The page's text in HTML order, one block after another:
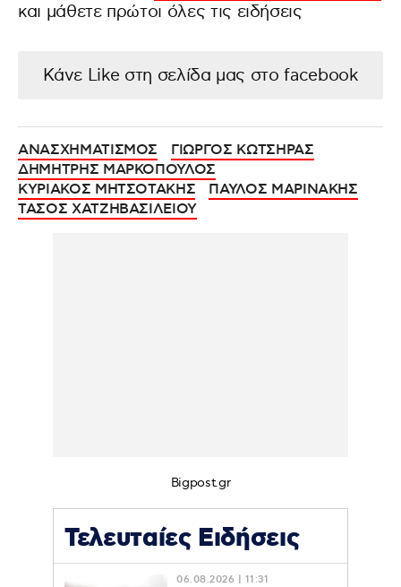
και μάθετε πρώτοι όλες τις ειδήσεις
Κάνε Like στη σελίδα μας στο facebook
ΑΝΑΣΧΗΜΑΤΙΣΜΟΣ
ΓΙΩΡΓΟΣ ΚΩΤΣΗΡΑΣ
ΔΗΜΗΤΡΗΣ ΜΑΡΚΟΠΟΥΛΟΣ
ΚΥΡΙΑΚΟΣ ΜΗΤΣΟΤΑΚΗΣ
ΠΑΥΛΟΣ ΜΑΡΙΝΑΚΗΣ
ΤΑΣΟΣ ΧΑΤΖΗΒΑΣΙΛΕΙΟΥ
Bigpost.gr
Τελευταίες Ειδήσεις
06.08.2026 | 11:31